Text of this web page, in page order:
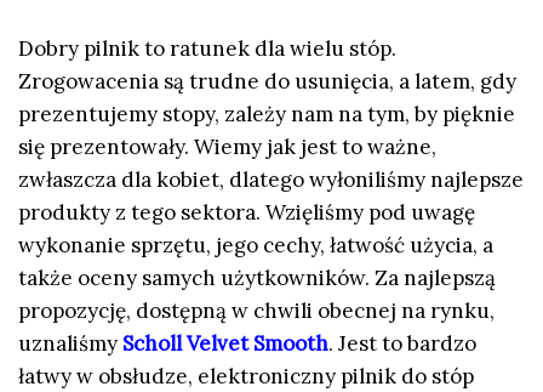
Dobry pilnik to ratunek dla wielu stóp.
Zrogowacenia są trudne do usunięcia, a latem, gdy
prezentujemy stopy, zależy nam na tym, by pięknie
się prezentowały. Wiemy jak jest to ważne,
zwłaszcza dla kobiet, dlatego wyłoniliśmy najlepsze
produkty z tego sektora. Wzięliśmy pod uwagę
wykonanie sprzętu, jego cechy, łatwość użycia, a
także oceny samych użytkowników. Za najlepszą
propozycję, dostępną w chwili obecnej na rynku,
uznaliśmy Scholl Velvet Smooth. Jest to bardzo
łatwy w obsłudze, elektroniczny pilnik do stóp